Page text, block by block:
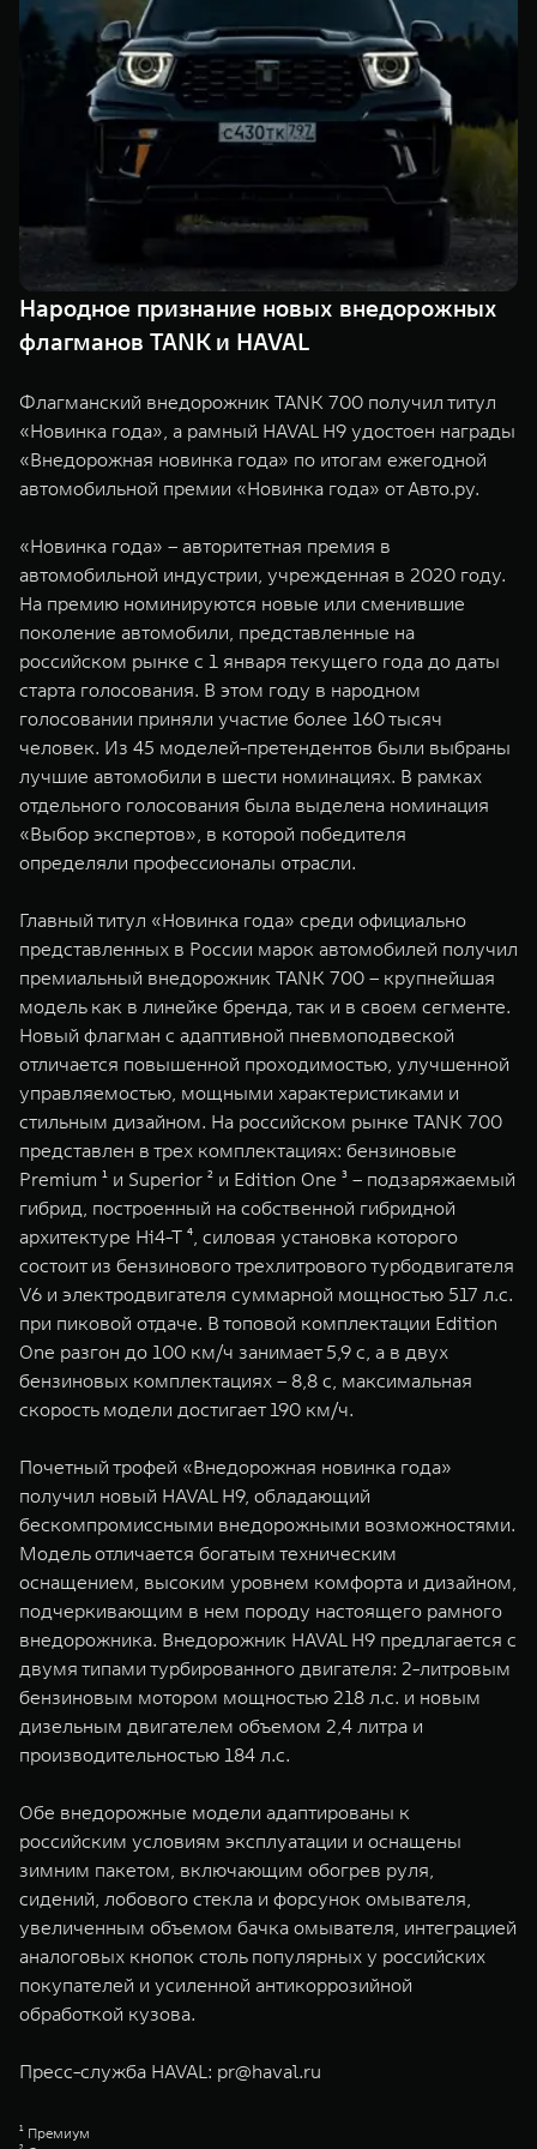
TANK 500
Веди за собой
от 6 499 000 ₽
TANK 700
Сила
от 10 199
WEY 07
Расширяя границы комфорта
от 6 149 000 ₽
Эстетика
от 5 699
WEY 80
от 6 449 000 ₽ от 8 099
TANK Финансы
Корпоративным клиентам
TANK ФИНАНСЫ
TANK Кредит
TANK Страхование
Сервис
Специальные предложения
Моторные масла
ЦИФРОВЫЕ СЕРВИСЫ TANK
Цифровые сервисы TANK
Народное признание новых внедорожных
флагманов TANK и HAVAL
Флагманский внедорожник TANK 700 получил титул
«Новинка года», а рамный HAVAL H9 удостоен награды
«Внедорожная новинка года» по итогам ежегодной
автомобильной премии «Новинка года» от Авто.ру.
«Новинка года» – авторитетная премия в
автомобильной индустрии, учрежденная в 2020 году.
На премию номинируются новые или сменившие
поколение автомобили, представленные на
российском рынке с 1 января текущего года до даты
старта голосования. В этом году в народном
голосовании приняли участие более 160 тысяч
человек. Из 45 моделей-претендентов были выбраны
лучшие автомобили в шести номинациях. В рамках
отдельного голосования была выделена номинация
«Выбор экспертов», в которой победителя
определяли профессионалы отрасли.
Главный титул «Новинка года» среди официально
представленных в России марок автомобилей получил
премиальный внедорожник TANK 700 – крупнейшая
модель как в линейке бренда, так и в своем сегменте.
Новый флагман с адаптивной пневмоподвеской
отличается повышенной проходимостью, улучшенной
управляемостью, мощными характеристиками и
стильным дизайном. На российском рынке TANK 700
представлен в трех комплектациях: бензиновые
Premium ¹ и Superior ² и Edition One ³ – подзаряжаемый
гибрид, построенный на собственной гибридной
архитектуре Hi4-T ⁴, силовая установка которого
состоит из бензинового трехлитрового турбодвигателя
V6 и электродвигателя суммарной мощностью 517 л.с.
при пиковой отдаче. В топовой комплектации Edition
One разгон до 100 км/ч занимает 5,9 с, а в двух
бензиновых комплектациях – 8,8 с, максимальная
скорость модели достигает 190 км/ч.
Почетный трофей «Внедорожная новинка года»
получил новый HAVAL H9, обладающий
бескомпромиссными внедорожными возможностями.
Модель отличается богатым техническим
оснащением, высоким уровнем комфорта и дизайном,
подчеркивающим в нем породу настоящего рамного
внедорожника. Внедорожник HAVAL H9 предлагается с
двумя типами турбированного двигателя: 2-литровым
бензиновым мотором мощностью 218 л.с. и новым
дизельным двигателем объемом 2,4 литра и
производительностью 184 л.с.
Обе внедорожные модели адаптированы к
российским условиям эксплуатации и оснащены
зимним пакетом, включающим обогрев руля,
сидений, лобового стекла и форсунок омывателя,
увеличенным объемом бачка омывателя, интеграцией
аналоговых кнопок столь популярных у российских
покупателей и усиленной антикоррозийной
обработкой кузова.
Пресс-служба HAVAL: pr@haval.ru
¹ Премиум